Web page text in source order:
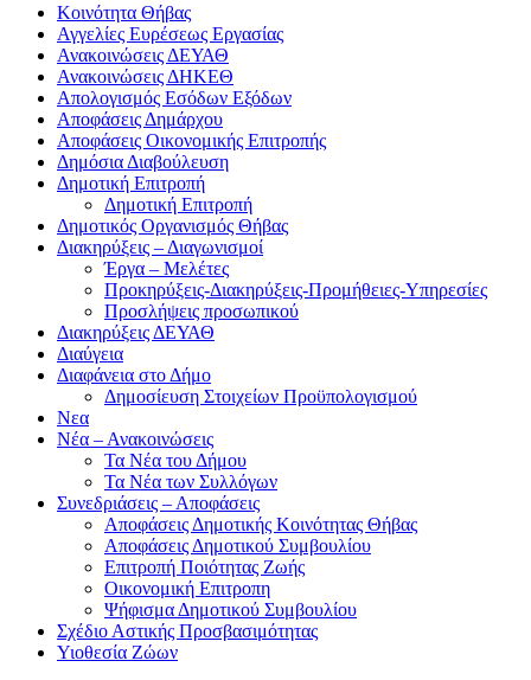
Kοινότητα Θήβας
Αγγελίες Ευρέσεως Εργασίας
Ανακοινώσεις ΔΕΥΑΘ
Ανακοινώσεις ΔΗΚΕΘ
Απολογισμός Εσόδων Εξόδων
Αποφάσεις Δημάρχου
Αποφάσεις Οικονομικής Επιτροπής
Δημόσια Διαβούλευση
Δημοτική Επιτροπή
Δημοτική Επιτροπή
Δημοτικός Οργανισμός Θήβας
Διακηρύξεις – Διαγωνισμοί
Έργα – Μελέτες
Προκηρύξεις-Διακηρύξεις-Προμήθειες-Υπηρεσίες
Προσλήψεις προσωπικού
Διακηρύξεις ΔΕΥΑΘ
Διαύγεια
Διαφάνεια στο Δήμο
Δημοσίευση Στοιχείων Προϋπολογισμού
Νεα
Νέα – Ανακοινώσεις
Τα Νέα του Δήμου
Τα Νέα των Συλλόγων
Συνεδριάσεις – Αποφάσεις
Αποφάσεις Δημοτικής Κοινότητας Θήβας
Αποφάσεις Δημοτικού Συμβουλίου
Επιτροπή Ποιότητας Ζωής
Οικονομική Επιτροπη
Ψήφισμα Δημοτικού Συμβουλίου
Σχέδιο Αστικής Προσβασιμότητας
Υιοθεσία Ζώων